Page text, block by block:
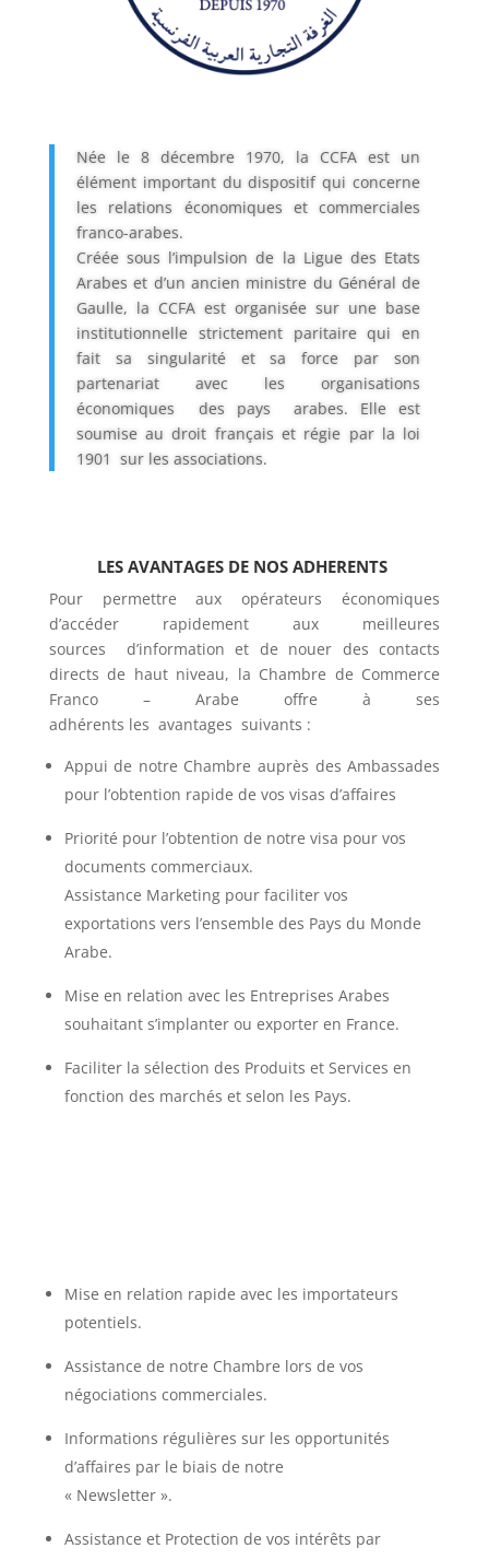
Née le 8 décembre 1970, la CCFA est un
élément important du dispositif qui concerne
les relations économiques et commerciales
franco-arabes.
Créée sous l’impulsion de la Ligue des Etats
Arabes et d’un ancien ministre du Général de
Gaulle, la CCFA est organisée sur une base
institutionnelle strictement paritaire qui en
fait sa singularité et sa force par son
partenariat avec les organisations
économiques des pays arabes. Elle est
soumise au droit français et régie par la loi
1901 sur les associations.
LES AVANTAGES DE NOS ADHERENTS
Pour permettre aux opérateurs économiques
d’accéder rapidement aux meilleures
sources d’information et de nouer des contacts
directs de haut niveau, la Chambre de Commerce
Franco – Arabe offre à ses
adhérents les avantages suivants :
Appui de notre Chambre auprès des Ambassades
pour l’obtention rapide de vos visas d’affaires
Priorité pour l’obtention de notre visa pour vos
documents commerciaux.
Assistance Marketing pour faciliter vos
exportations vers l’ensemble des Pays du Monde
Arabe.
Mise en relation avec les Entreprises Arabes
souhaitant s’implanter ou exporter en France.
Faciliter la sélection des Produits et Services en
fonction des marchés et selon les Pays.
Mise en relation rapide avec les importateurs
potentiels.
Assistance de notre Chambre lors de vos
négociations commerciales.
Informations régulières sur les opportunités
d’affaires par le biais de notre
« Newsletter ».
Assistance et Protection de vos intérêts par